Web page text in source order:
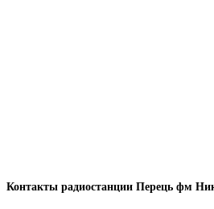
Контакты радиостанции Перець фм